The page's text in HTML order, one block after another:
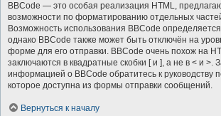
BBCode — это особая реализация HTML,
возможности по форматированию отдельных
Возможность использования BBCode
однако BBCode также может быть отключён на
форме для его отправки. BBCode очень похож на
заключаются в квадратные скобки [ и ], а не в < и >.
информацией о BBCode обратитесь к руководству
которое доступна из формы отправки сообщений.
Вернуться к началу